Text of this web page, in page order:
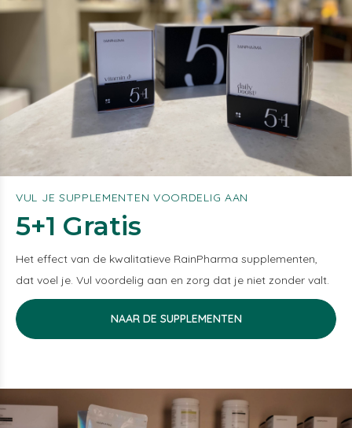
VUL JE SUPPLEMENTEN VOORDELIG AAN
5+1 Gratis
Het effect van de kwalitatieve RainPharma supplementen,
dat voel je. Vul voordelig aan en zorg dat je niet zonder valt.
NAAR DE SUPPLEMENTEN